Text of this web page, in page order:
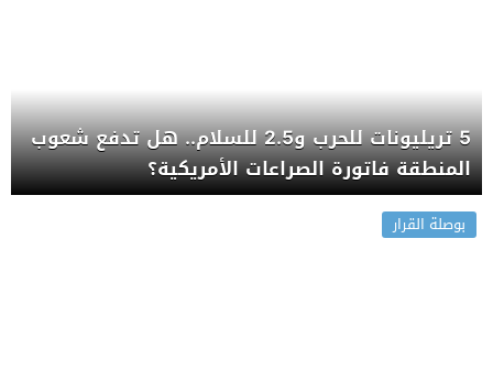
5 تريليونات للحرب و2.5 للسلام.. هل تدفع شعوب
المنطقة فاتورة الصراعات الأمريكية؟
بوصلة القرار